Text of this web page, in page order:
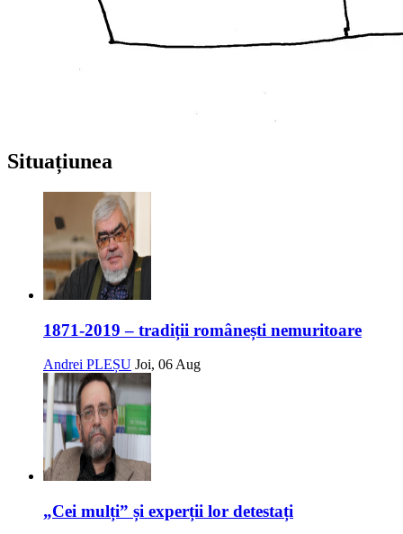
Situațiunea
1871-2019 – tradiții românești nemuritoare
Andrei PLEȘU Joi, 06 Aug
„Cei mulți” și experții lor detestați